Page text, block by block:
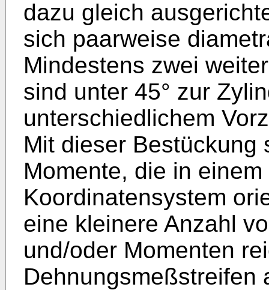
dazu gleich
sich paarweise
Mindestens zwei
sind unter 45° zur
unterschiedlichem
Mit dieser Bestückung
Momente, die in
Koordinatensystem
eine kleinere Anzahl
und/oder Momenten
Dehnungsmeßstreifen